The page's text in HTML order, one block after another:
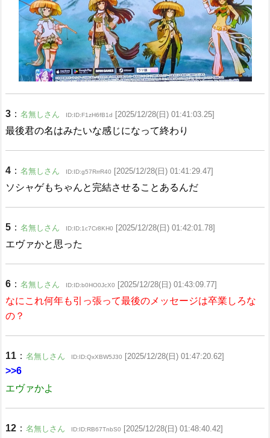
3 ： 名無しさん ID:ID:F1zH6fB1d [2025/12/28(日) 01:41:03.25]
最後君の名はみたいな感じになって終わり
4 ： 名無しさん ID:ID:g57RrrR40 [2025/12/28(日) 01:41:29.47]
ソシャゲもちゃんと完結させることあるんだ
5 ： 名無しさん ID:ID:1c7Cr8KH0 [2025/12/28(日) 01:42:01.78]
エヴァかと思った
6 ： 名無しさん ID:ID:b0HO0JcX0 [2025/12/28(日) 01:43:09.77]
なにこれ何年も引っ張って最後のメッセージは卒業しろな
の？
11 ： 名無しさん ID:ID:QxXBW5J30 [2025/12/28(日) 01:47:20.62]
>>6
エヴァかよ
12 ： 名無しさん ID:ID:RB67TnbS0 [2025/12/28(日) 01:48:40.42]